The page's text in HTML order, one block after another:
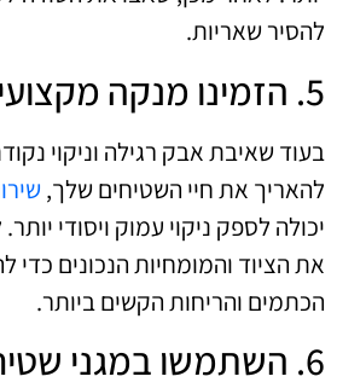
להסיר שאריות.
5. הזמינו מנקה מקצועי בעת הצורך
בעוד שאיבת אבק רגילה וניקוי
להאריך את חיי השטיחים שלך,
יכולה לספק ניקוי עמוק ויסודי
את הציוד והמומחיות הנכונים כדי
הכתמים והריחות הקשים ביותר.
6. השתמשו במגני שטיחים